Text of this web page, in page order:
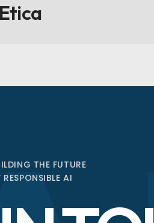
THE FUTURE
RESPONSIBLE AI